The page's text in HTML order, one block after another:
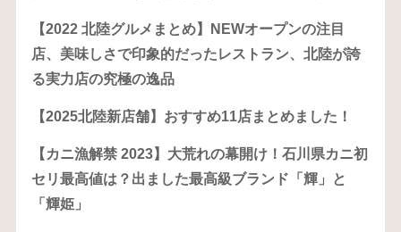
【2022 北陸グルメまとめ】NEWオープンの注目
店、美味しさで印象的だったレストラン、北陸が誇
る実力店の究極の逸品
【2025北陸新店舗】おすすめ11店まとめました！
【カニ漁解禁 2023】大荒れの幕開け！石川県カニ初
セリ最高値は？出ました最高級ブランド「輝」と
「輝姫」